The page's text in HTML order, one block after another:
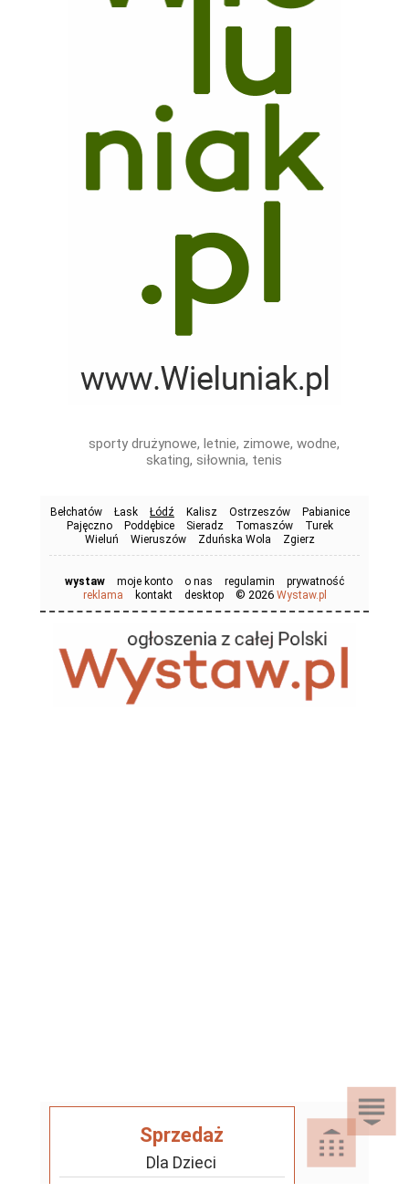
sporty drużynowe, letnie, zimowe, wodne,
skating, siłownia, tenis
Bełchatów Łask Łódź Kalisz Ostrzeszów
Pabianice
Pajęczno
Poddębice Sieradz Tomaszów
Turek
Wieluń
Wieruszów Zduńska Wola Zgierz
wystaw moje konto o nas regulamin
prywatność
reklama
kontakt desktop © 2026 Wystaw.pl
Sprzedaż
Dla Dzieci